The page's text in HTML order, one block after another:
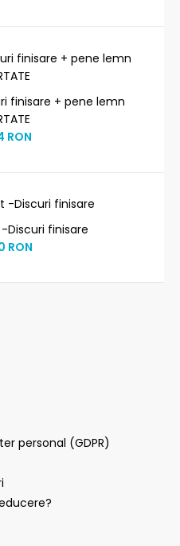
finisare + pene lemn
RON
Discuri finisare
RON
personal (GDPR)